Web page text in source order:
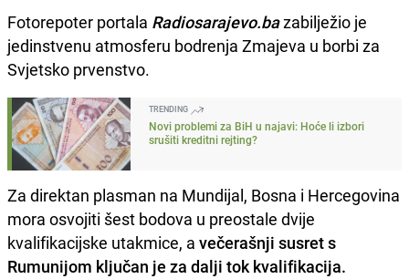
Fotorepoter portala Radiosarajevo.bazabilježio je
jedinstvenu atmosferu bodrenja Zmajeva u borbi za
Svjetsko prvenstvo.
TRENDING
Novi problemi za BiH u najavi: Hoće li izbori
srušiti kreditni rejting?
Za direktan plasman na Mundijal, Bosna i Hercegovina
mora osvojiti šest bodova u preostale dvije
kvalifikacijske utakmice, a večerašnji susret s
Rumunijom ključan je za dalji tok kvalifikacija.